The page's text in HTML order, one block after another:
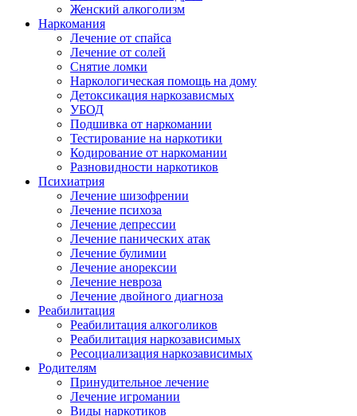
Женский алкоголизм
Наркомания
Лечение от спайса
Лечение от солей
Снятие ломки
Наркологическая помощь на дому
Детоксикация наркозависмых
УБОД
Подшивка от наркомании
Тестирование на наркотики
Кодирование от наркомании
Разновидности наркотиков
Психиатрия
Лечение шизофрении
Лечение психоза
Лечение депрессии
Лечение панических атак
Лечение булимии
Лечение анорексии
Лечение невроза
Лечение двойного диагноза
Реабилитация
Реабилитация алкоголиков
Реабилитация наркозависимых
Ресоциализация наркозависимых
Родителям
Принудительное лечение
Лечение игромании
Виды наркотиков